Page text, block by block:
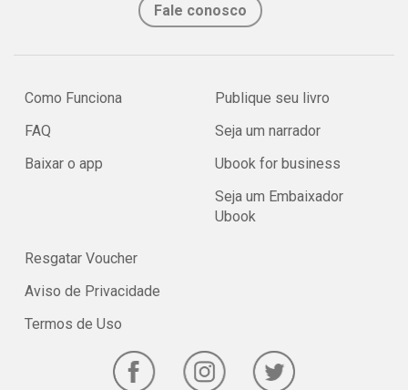
Fale conosco
Como Funciona
FAQ
Baixar o app
Publique seu livro
Seja um narrador
Ubook for business
Seja um Embaixador
Ubook
Resgatar Voucher
Aviso de Privacidade
Termos de Uso